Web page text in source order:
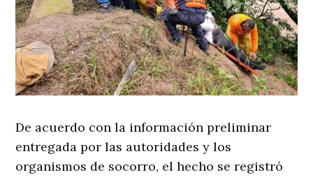
De acuerdo con la información preliminar
entregada por las autoridades y los
organismos de socorro, el hecho se registró